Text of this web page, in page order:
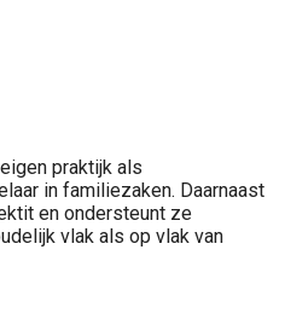
praktijk als
in familiezaken. Daarnaast
en ondersteunt ze
vlak als op vlak van